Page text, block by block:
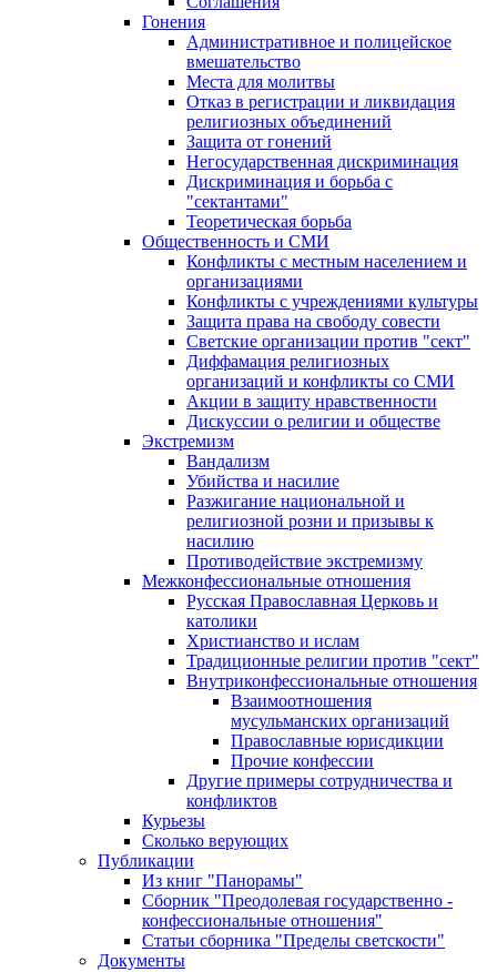
Гонения
Административное и полицейское
вмешательство
Места для молитвы
Отказ в регистрации и ликвидация
религиозных объединений
Защита от гонений
Негосударственная дискриминация
Дискриминация и борьба с
"сектантами"
Теоретическая борьба
Общественность и СМИ
Конфликты с местным населением и
организациями
Конфликты с учреждениями культуры
Защита права на свободу совести
Светские организации против "сект"
Диффамация религиозных
организаций и конфликты со СМИ
Акции в защиту нравственности
Дискуссии о религии и обществе
Экстремизм
Вандализм
Убийства и насилие
Разжигание национальной и
религиозной розни и призывы к
насилию
Противодействие экстремизму
Межконфессиональные отношения
Русская Православная Церковь и
католики
Христианство и ислам
Традиционные религии против "сект"
Внутриконфессиональные отношения
Взаимоотношения
мусульманских организаций
Православные юрисдикции
Прочие конфессии
Другие примеры сотрудничества и
конфликтов
Курьезы
Сколько верующих
Публикации
Из книг "Панорамы"
Сборник "Преодолевая государственно -
конфессиональные отношения"
Статьи сборника "Пределы светскости"
Документы